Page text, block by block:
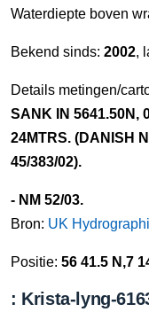
Waterdiepte boven
Bekend sinds: 2002,
Details metingen/
SANK IN 5641.50N,
24MTRS. (DANISH
45/383/02).
- NM 52/03.
Bron: UK
Positie: 56 41.5 N,7
: Krista-lyng-